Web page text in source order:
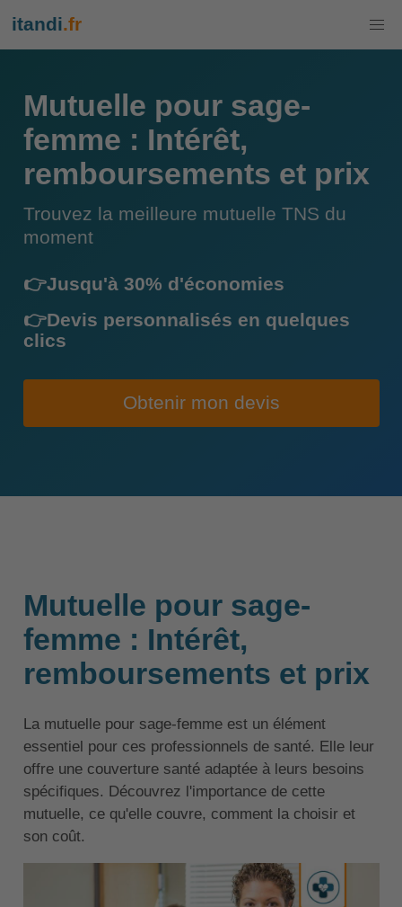
itandi.fr
Mutuelle pour sage-
femme : Intérêt,
remboursements et prix
Trouvez la meilleure mutuelle TNS du
moment
👉Jusqu'à 30% d'économies
👉Devis personnalisés en quelques
clics
Obtenir mon devis
Mutuelle pour sage-
femme : Intérêt,
remboursements et prix
La mutuelle pour sage-femme est un élément
essentiel pour ces professionnels de santé. Elle leur
offre une couverture santé adaptée à leurs besoins
spécifiques. Découvrez l'importance de cette
mutuelle, ce qu'elle couvre, comment la choisir et
son coût.